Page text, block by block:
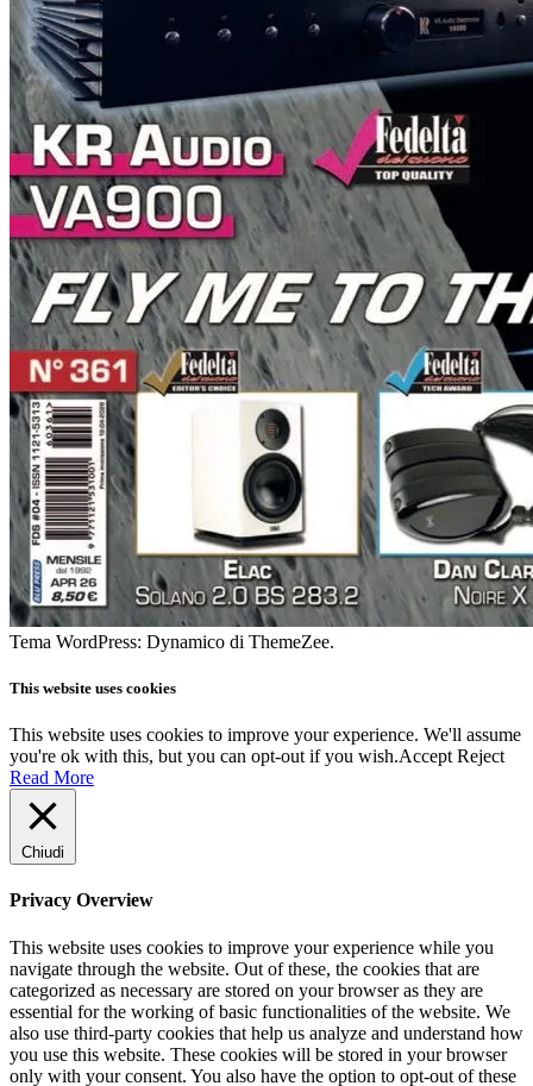
Tema WordPress: Dynamico di ThemeZee.
This website uses cookies
This website uses cookies to improve your experience. We'll assume
you're ok with this, but you can opt-out if you wish.Accept Reject
Read More
Chiudi
Privacy Overview
This website uses cookies to improve your experience while you
navigate through the website. Out of these, the cookies that are
categorized as necessary are stored on your browser as they are
essential for the working of basic functionalities of the website. We
also use third-party cookies that help us analyze and understand how
you use this website. These cookies will be stored in your browser
only with your consent. You also have the option to opt-out of these